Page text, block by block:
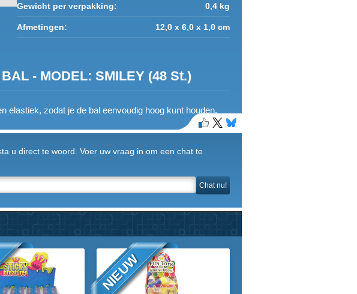
Gewicht per verpakking: 0,4 kg
Afmetingen: 12,0 x 6,0 x 1,0 cm
- MODEL: SMILEY (48 St.)
elastiek, zodat je de bal eenvoudig hoog kunt houden.
u direct te woord. Voer uw vraag in om een chat te
Chat nu!
NIEUW